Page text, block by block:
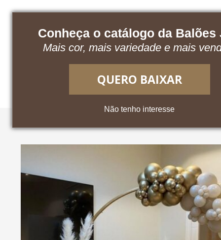
Conheça o catálogo da Balões
Mais cor, mais variedade e mais
QUERO BAIXAR
Não tenho interesse
Baixe nosso catálogo Acesse o App